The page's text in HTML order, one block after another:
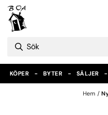
Hoppa till innehåll
KÖPER - BYTER - SÄLJER
Hem /